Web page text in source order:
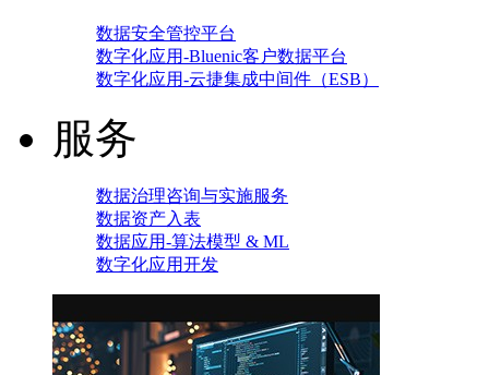
数据安全管控平台
数字化应用-Bluenic客户数据平台
数字化应用-云捷集成中间件（ESB）
服务
数据治理咨询与实施服务
数据资产入表
数据应用-算法模型 & ML
数字化应用开发